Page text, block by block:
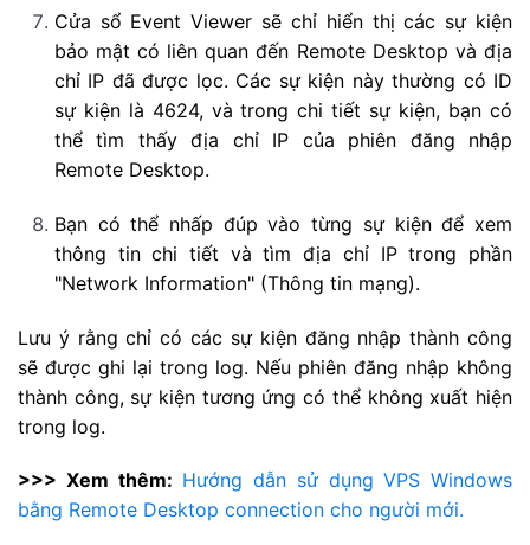
Cửa sổ Event Viewer sẽ chỉ hiển thị các sự kiện
bảo mật có liên quan đến Remote Desktop và địa
chỉ IP đã được lọc. Các sự kiện này thường có ID
sự kiện là 4624, và trong chi tiết sự kiện, bạn có
thể tìm thấy địa chỉ IP của phiên đăng nhập
Remote Desktop.
Bạn có thể nhấp đúp vào từng sự kiện để xem
thông tin chi tiết và tìm địa chỉ IP trong phần
"Network Information" (Thông tin mạng).
Lưu ý rằng chỉ có các sự kiện đăng nhập thành công
sẽ được ghi lại trong log. Nếu phiên đăng nhập không
thành công, sự kiện tương ứng có thể không xuất hiện
trong log.
>>> Xem thêm: Hướng dẫn sử dụng VPS Windows
bằng Remote Desktop connection cho người mới.